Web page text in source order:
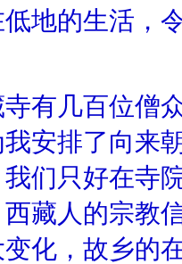
低地的生活，
有几百位僧
安排了向来
们只好在寺
藏人的宗教
化，故乡的